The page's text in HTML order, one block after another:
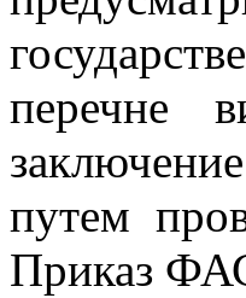
перечне
путем
Приказ